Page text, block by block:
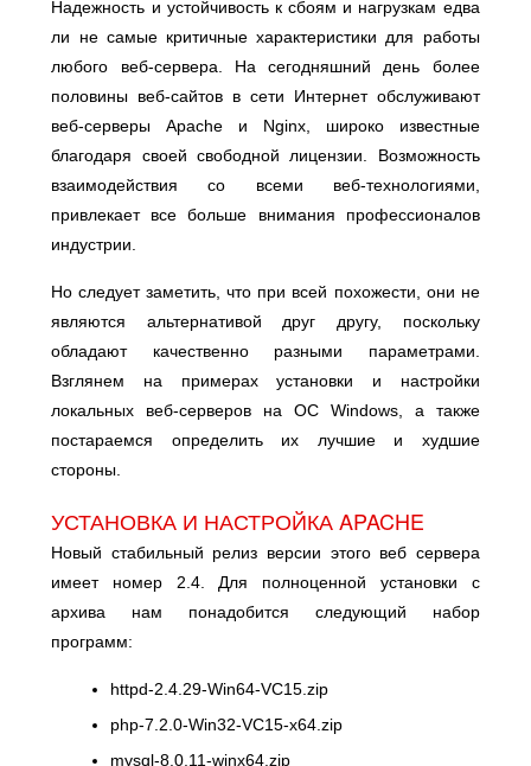
Надежность и устойчивость к сбоям и нагрузкам едва
ли не самые критичные характеристики для работы
любого веб-сервера. На сегодняшний день более
половины веб-сайтов в сети Интернет обслуживают
веб-серверы Apache и Nginx, широко известные
благодаря своей свободной лицензии. Возможность
взаимодействия со всеми веб-технологиями,
привлекает все больше внимания профессионалов
индустрии.
Но следует заметить, что при всей похожести, они не
являются альтернативой друг другу, поскольку
обладают качественно разными параметрами.
Взглянем на примерах установки и настройки
локальных веб-серверов на ОС Windows, а также
постараемся определить их лучшие и худшие
стороны.
УСТАНОВКА И НАСТРОЙКА APACHE
Новый стабильный релиз версии этого веб сервера
имеет номер 2.4. Для полноценной установки с
архива нам понадобится следующий набор
программ:
httpd-2.4.29-Win64-VC15.zip
php-7.2.0-Win32-VC15-x64.zip
mysql-8.0.11-winx64.zip